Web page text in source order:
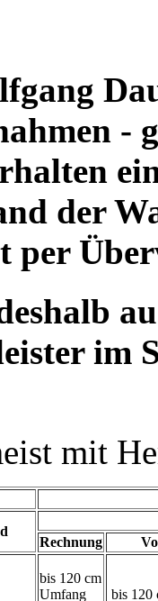
-
der
per
im
mit
Rechnung
bis 120 cm
Umfang
bis 120